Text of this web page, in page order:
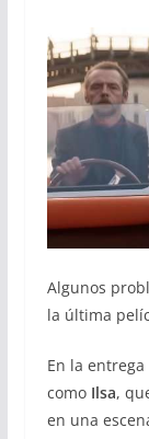
Algunos
la última
En la
como Ilsa,
en una